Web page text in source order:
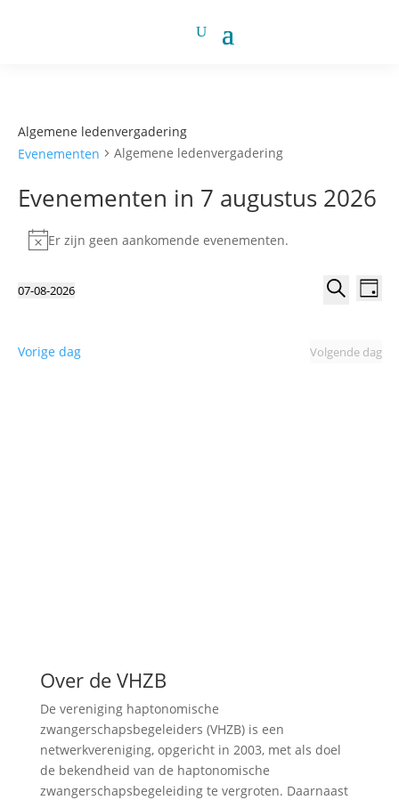
Algemene ledenvergadering
Evenementen
Algemene ledenvergadering
Evenementen in 7 augustus 2026
Bericht
Er zijn geen aankomende evenementen.
Dag
07-08-2026
datum.
Vorige dag Volgende dag
Over de VHZB
De vereniging haptonomische
zwangerschapsbegeleiders (VHZB) is een
netwerkvereniging, opgericht in 2003, met als doel
de bekendheid van de haptonomische
zwangerschapsbegeleiding te vergroten. Daarnaast